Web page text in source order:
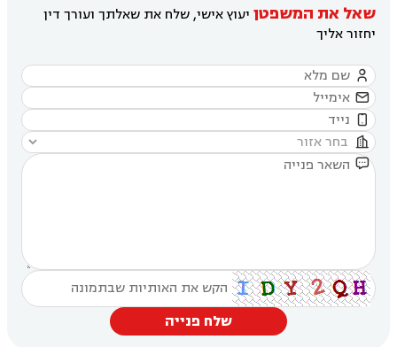
שאל את המשפטן יעוץ אישי, שלח את שאלתך ועורך דין
יחזור אליך





שלח פנייה